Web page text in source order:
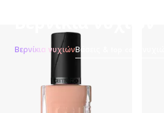
Βερνίκια νυχιώνΒάσεις & top coat νυχιών